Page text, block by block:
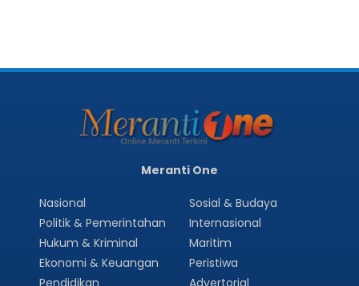
Meranti One
Nasional
Politik & Pemerintahan
Hukum & Kriminal
Ekonomi & Keuangan
Pendidikan
Sosial & Budaya
Internasional
Maritim
Peristiwa
Advertorial